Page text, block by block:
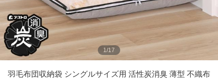
1/17
羽毛布団収納袋 シングルサイズ用 活性炭消臭 薄型 不織布